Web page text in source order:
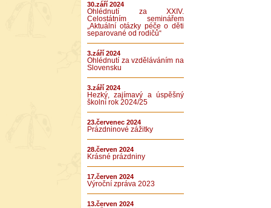
30.září 2024
Ohlédnutí za XXIV.
Celostátním seminářem
„Aktuální otázky péče o děti
separované od rodičů“
3.září 2024
Ohlédnutí za vzděláváním na
Slovensku
3.září 2024
Hezký, zajímavý a úspěšný
školní rok 2024/25
23.červenec 2024
Prázdninové zážitky
28.červen 2024
Krásné prázdniny
17.červen 2024
Výroční zpráva 2023
13.červen 2024